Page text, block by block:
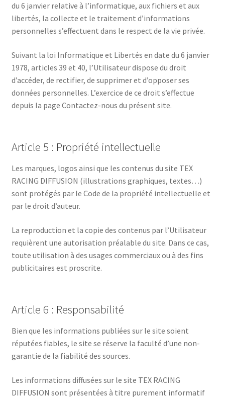
du 6 janvier relative à l’informatique, aux fichiers et aux
libertés, la collecte et le traitement d’informations
personnelles s’effectuent dans le respect de la vie privée.
Suivant la loi Informatique et Libertés en date du 6 janvier
1978, articles 39 et 40, l’Utilisateur dispose du droit
d’accéder, de rectifier, de supprimer et d’opposer ses
données personnelles. L’exercice de ce droit s’effectue
depuis la page Contactez-nous du présent site.
Article 5 : Propriété intellectuelle
Les marques, logos ainsi que les contenus du site TEX
RACING DIFFUSION (illustrations graphiques, textes…)
sont protégés par le Code de la propriété intellectuelle et
par le droit d’auteur.
La reproduction et la copie des contenus par l’Utilisateur
requièrent une autorisation préalable du site. Dans ce cas,
toute utilisation à des usages commerciaux ou à des fins
publicitaires est proscrite.
Article 6 : Responsabilité
Bien que les informations publiées sur le site soient
réputées fiables, le site se réserve la faculté d’une non-
garantie de la fiabilité des sources.
Les informations diffusées sur le site TEX RACING
DIFFUSION sont présentées à titre purement informatif